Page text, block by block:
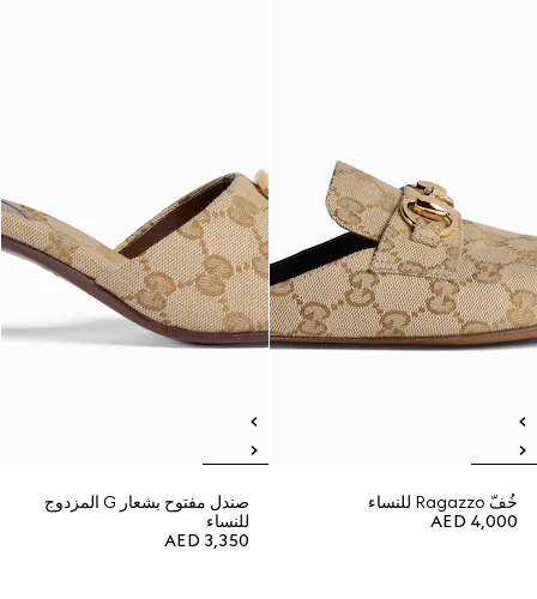
خُفّ Ragazzo للنساء
AED 4,000
صندل مفتوح بشعار G المزدوج
للنساء
AED 3,350